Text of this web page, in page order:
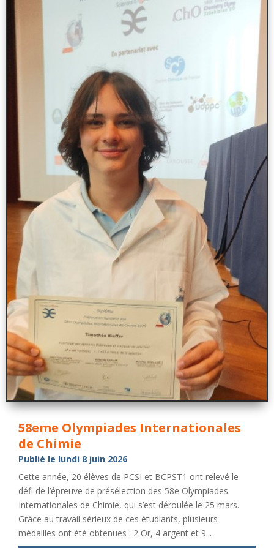
58eme Olympiades Internationales
de Chimie
Publié le lundi 8 juin 2026
Cette année, 20 élèves de PCSI et BCPST1 ont relevé le
défi de l’épreuve de présélection des 58e Olympiades
Internationales de Chimie, qui s’est déroulée le 25 mars.
Grâce au travail sérieux de ces étudiants, plusieurs
médailles ont été obtenues : 2 Or, 4 argent et 9...